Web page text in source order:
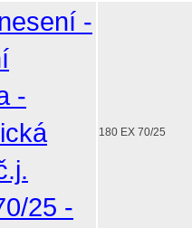
-
-
25 -
180 EX 70/25